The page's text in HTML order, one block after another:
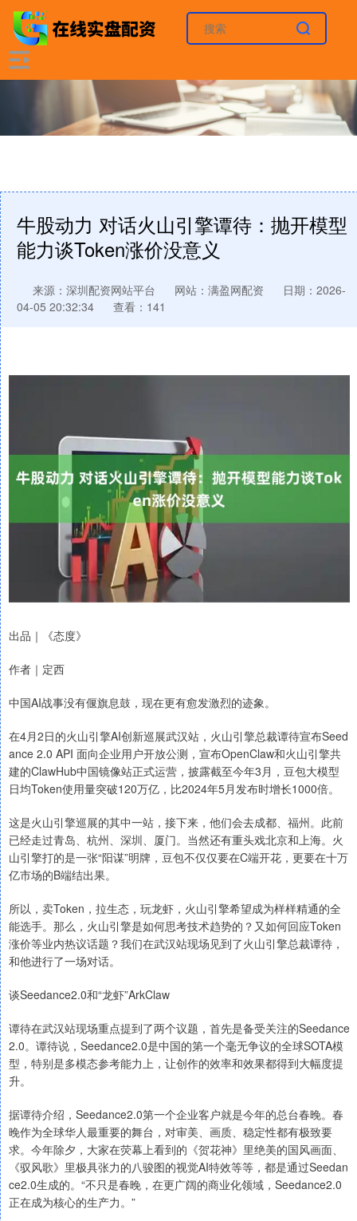
牛股动力 对话火山引擎谭待：抛开模型
能力谈Token涨价没意义
来源：深圳配资网站平台 网站：满盈网配资
日期：2026-
04-05 20:32:34
查看：141
出品｜《态度》
作者｜定西
中国AI战事没有偃旗息鼓，现在更有愈发激烈的迹象。
在4月2日的火山引擎AI创新巡展武汉站，火山引擎总裁谭待宣布Seed
ance 2.0 API 面向企业用户开放公测，宣布OpenClaw和火山引擎共
建的ClawHub中国镜像站正式运营，披露截至今年3月，豆包大模型
日均Token使用量突破120万亿，比2024年5月发布时增长1000倍。
这是火山引擎巡展的其中一站，接下来，他们会去成都、福州。此前
已经走过青岛、杭州、深圳、厦门。当然还有重头戏北京和上海。火
山引擎打的是一张“阳谋”明牌，豆包不仅仅要在C端开花，更要在十万
亿市场的B端结出果。
所以，卖Token，拉生态，玩龙虾，火山引擎希望成为样样精通的全
能选手。那么，火山引擎是如何思考技术趋势的？又如何回应Token
涨价等业内热议话题？我们在武汉站现场见到了火山引擎总裁谭待，
和他进行了一场对话。
谈Seedance2.0和“龙虾”ArkClaw
谭待在武汉站现场重点提到了两个议题，首先是备受关注的Seedance
2.0。谭待说，Seedance2.0是中国的第一个毫无争议的全球SOTA模
型，特别是多模态参考能力上，让创作的效率和效果都得到大幅度提
升。
据谭待介绍，Seedance2.0第一个企业客户就是今年的总台春晚。春
晚作为全球华人最重要的舞台，对审美、画质、稳定性都有极致要
求。今年除夕，大家在荧幕上看到的《贺花神》里绝美的国风画面、
《驭风歌》里极具张力的八骏图的视觉AI特效等等，都是通过Seedan
ce2.0生成的。“不只是春晚，在更广阔的商业化领域，Seedance2.0
正在成为核心的生产力。”